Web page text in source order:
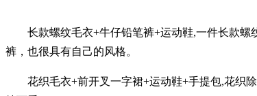
长款螺纹毛衣+牛仔铅笔裤+运动鞋,一件长款螺
裤，也很具有自己的风格。
花织毛衣+前开叉一字裙+运动鞋+手提包,花织除